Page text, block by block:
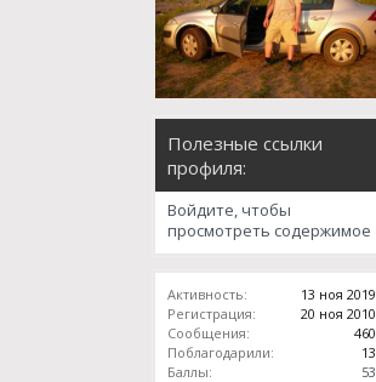
Полезные ссылки
профиля:
Войдите, чтобы
просмотреть содержимое
Активность:
13 ноя 2019
Регистрация:
20 ноя 2010
Сообщения:
460
Поблагодарили:
13
Баллы:
53